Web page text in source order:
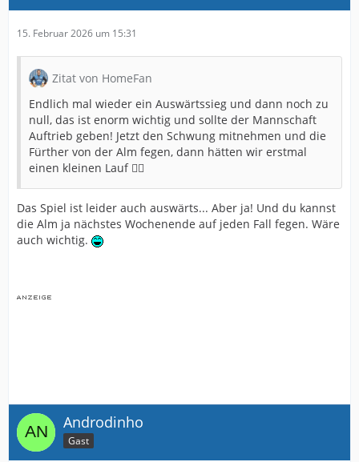
15. Februar 2026 um 15:31
Zitat von HomeFan
Endlich mal wieder ein Auswärtssieg und dann noch zu
null, das ist enorm wichtig und sollte der Mannschaft
Auftrieb geben! Jetzt den Schwung mitnehmen und die
Fürther von der Alm fegen, dann hätten wir erstmal
einen kleinen Lauf 👍🏻
Das Spiel ist leider auch auswärts... Aber ja! Und du kannst
die Alm ja nächstes Wochenende auf jeden Fall fegen. Wäre
auch wichtig.
Androdinho
Gast